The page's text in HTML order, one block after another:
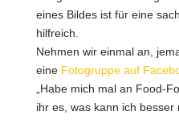
eines Bildes ist für eine
hilfreich.
Nehmen wir einmal an,
eine Fotogruppe auf
„Habe mich mal an Food-
ihr es, was kann ich besser